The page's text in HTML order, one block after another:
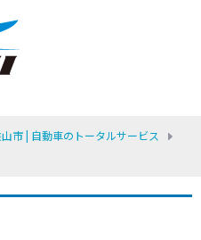
市 | 自動車のトータルサービス